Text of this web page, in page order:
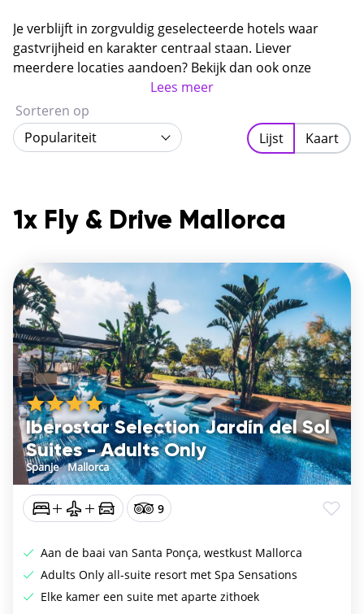
de indrukwekkende Serra de Tramuntana tot sfeervolle
plaatsjes als Sóller en Valldemossa, achter elke bocht
wacht een nieuw uitzicht.
Je verblijft in zorgvuldig geselecteerde hotels waar
gastvrijheid en karakter centraal staan. Liever
meerdere locaties aandoen? Bekijk dan ook onze
Lees meer
1x Fly & Drive Mallorca
Iberostar Selection Jardín del Sol
Suites - Adults Only
Spanje/Mallorca
9
Aan de baai van Santa Ponça, westkust Mallorca
Adults Only all-suite resort met Spa Sensations
Elke kamer een suite met aparte zithoek
Sorteren op
Populariteit
Lijst Kaart